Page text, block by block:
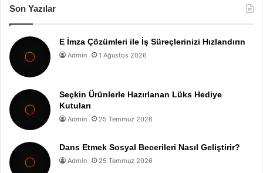
Son Yazılar
E İmza Çözümleri ile İş Süreçlerinizi Hızlandırın
Admin 1 Ağustos 2026
Seçkin Ürünlerle Hazırlanan Lüks Hediye
Kutuları
Admin 25 Temmuz 2026
Dans Etmek Sosyal Becerileri Nasıl Geliştirir?
Admin 25 Temmuz 2026